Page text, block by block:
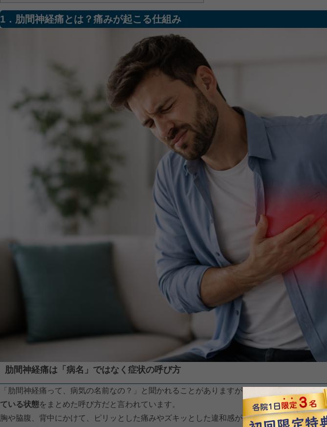
1．肋間神経痛とは？痛みが起こる仕組み
肋間神経痛は「病名」ではなく症状の呼び方
「肋間神経痛って、病気の名前なの？」と聞かれることがありますが、実はこれは特定の病
ている状態をまとめた呼び方だと言われています。
胸や脇腹、背中にかけて、ピリッとした痛みやズキッとした違和感が出ることが多く、「動